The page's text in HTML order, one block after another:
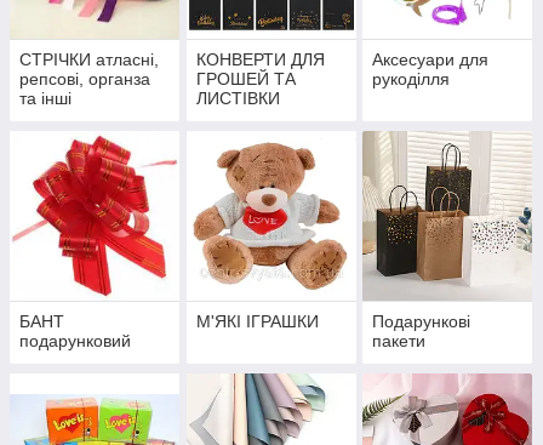
СТРІЧКИ атласні,
репсові, органза
та інші
КОНВЕРТИ ДЛЯ
ГРОШЕЙ ТА
ЛИСТІВКИ
Аксесуари для
рукоділля
БАНТ
подарунковий
М'ЯКІ ІГРАШКИ
Подарункові
пакети